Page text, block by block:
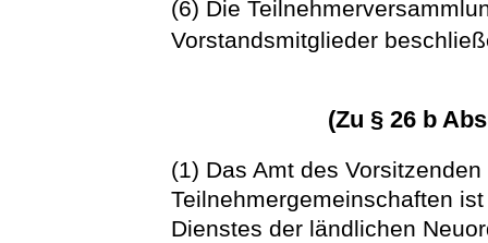
(6) Die
Vorstandsmitglieder
(Zu § 26 b
(1) Das Amt des
Teilnehmergemeinschaften
Dienstes der ländlichen